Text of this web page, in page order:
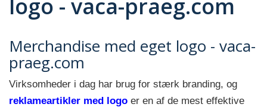
logo - vaca-praeg.com
Merchandise med eget logo - vaca-
praeg.com
Virksomheder i dag har brug for stærk branding, og
reklameartikler med logo er en af de mest effektive